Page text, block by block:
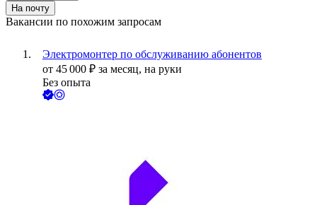
На почту
Вакансии по похожим запросам
Электромонтер по обслуживанию абонентов
от 45 000 ₽ за месяц, на руки
Без опыта